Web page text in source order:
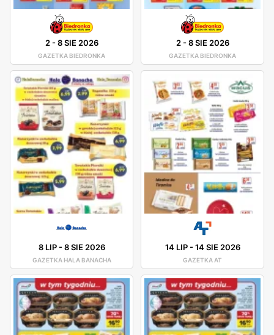
2-8 SIE 2026
GAZETKA BIEDRONKA
2-8 SIE 2026
GAZETKA BIEDRONKA
8 LIP-8 SIE 2026
GAZETKA HALA BANACHA
14 LIP-14 SIE 2026
GAZETKA AT